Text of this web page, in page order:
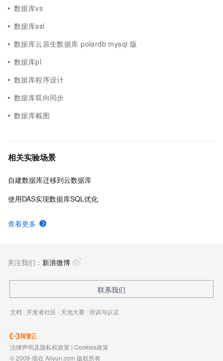
数据库vs
数据库ssl
数据库云原生数据库 polardb mysql 版
数据库pl
数据库程序设计
数据库双向同步
数据库截图
相关实验场景
自建数据库迁移到云数据库
使用DAS实现数据库SQL优化
查看更多
关注我们： 新浪微博
联系我们
文档 | 开发者社区 | 天池大赛 | 培训与认证
法律声明及隐私权政策 | Cookies政策
© 2009-现在 Aliyun.com 版权所有